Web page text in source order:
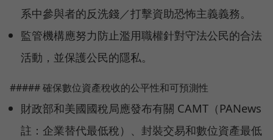
系中參與者的反洗錢／打擊資助恐怖主義義務。
監管機構應努力防止濫用職權針對守法公民的合法
活動，並保護公民的隱私。
##### 確保數位資產稅收的公平性和可預測性
財政部和美國國稅局應發布有關 CAMT（PANews
註：企業替代最低稅）、封裝交易和數位資產最低